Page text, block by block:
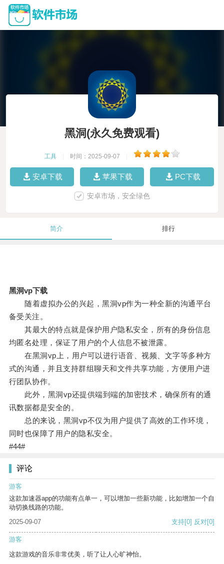
黑洞(永久免费观看)
工具 时间：2025-09-07
安卓下载 苹果下载 PC下载
安卓市场，安全绿色
简介 排行
黑洞vp下载
随着虚拟办公的兴起，黑洞vp作为一种全新的沟通平台
备受关注。
其最大的特点就是保护用户隐私安全，所有的身份信息
均匿名处理，保证了用户的个人信息不被泄露。
在黑洞vp上，用户可以进行语音、视频、文字等多种方
式的沟通，并且支持群组聊天和文件共享功能，方便用户进
行团队协作。
此外，黑洞vp还提供端到端的加密技术，确保所有的通
讯数据都是安全的。
总的来说，黑洞vp不仅为用户提供了高效的工作环境，
同时也保障了用户的隐私安全。
#44#
评论
游客
这款加速器app的功能有点单一，可以增加一些新功能，比如增加一个自
动切换线路的功能。
2025-09-07
支持[0] 反对[0]
游客
这款游戏的音乐非常优美，听了让人心旷神怡。